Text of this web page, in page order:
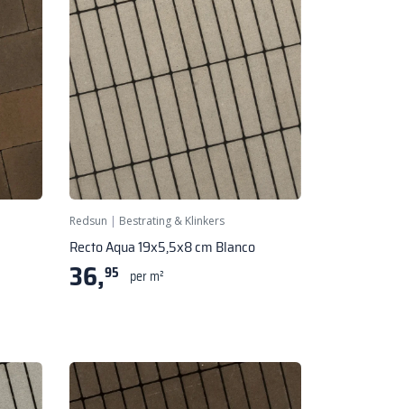
Redsun | Bestrating & Klinkers
Recto Aqua 19x5,5x8 cm Blanco
36,95 per m²